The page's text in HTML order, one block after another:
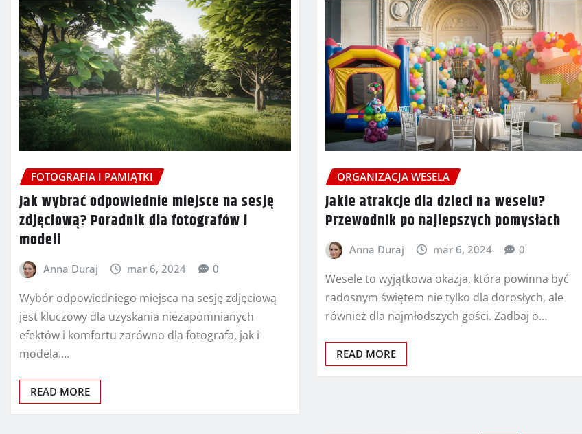
FOTOGRAFIA I PAMIĄTKI
Jak wybrać odpowiednie miejsce na sesję
zdjęciową? Poradnik dla fotografów i
modeli
Anna Duraj mar 6, 2024 0
Wybór odpowiedniego miejsca na sesję zdjęciową
jest kluczowy dla uzyskania niezapomnianych
efektów i komfortu zarówno dla fotografa, jak i
modela.…
READ MORE
ORGANIZACJA WESELA
Jakie atrakcje dla dzieci na weselu?
Przewodnik po najlepszych pomysłach
Anna Duraj mar 6, 2024 0
Wesele to wyjątkowa okazja, która powinna być
radosnym świętem nie tylko dla dorosłych, ale
również dla najmłodszych gości. Zadbaj o…
READ MORE